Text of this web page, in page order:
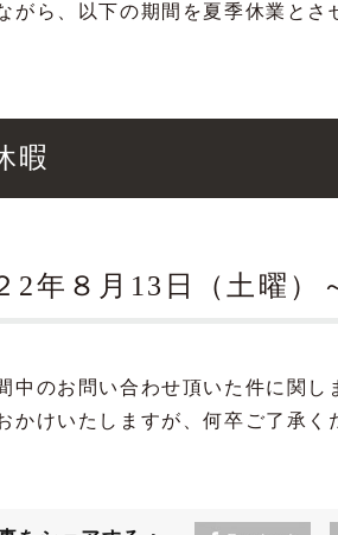
がら、以下の期間を夏季休業とさ
暇
2年８月13日（土曜）
中のお問い合わせ頂いた件に関し
かけいたしますが、何卒ご了承く